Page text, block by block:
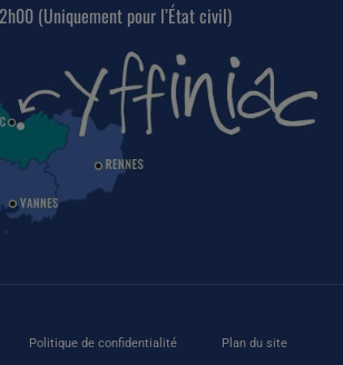
(Uniquement pour l’État civil)
Politique de confidentialité Plan du site